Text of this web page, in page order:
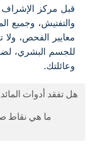
قبل مركز
والتفتيش، وجميع
معايير الفحص،
للجسم البشري،
وعائلتك.
هل تفقد أدوات
ما هي نقاط